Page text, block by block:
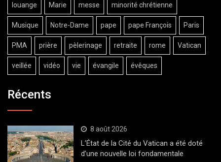
louange Marie messe minorité chrétienne
Musique Notre-Dame pape pape François Paris
PMA prière pèlerinage retraite rome Vatican
veillée vidéo vie évangile évêques
Récents
8 août 2026
L’État de la Cité du Vatican a été doté
d’une nouvelle loi fondamentale